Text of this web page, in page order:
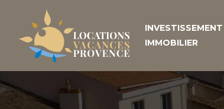
INVESTISSEMENT
IMMOBILIER